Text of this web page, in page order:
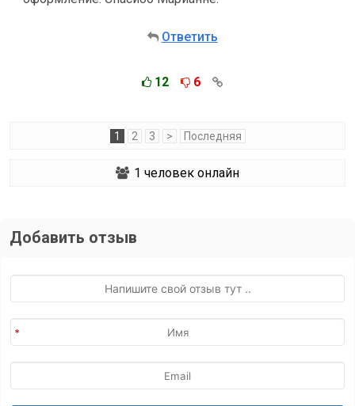
Ответить
12 6
1 2 3 > Последняя
1 человек онлайн
Добавить отзыв